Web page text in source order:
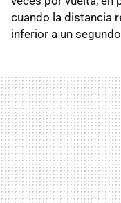
cuando la distancia
inferior a un